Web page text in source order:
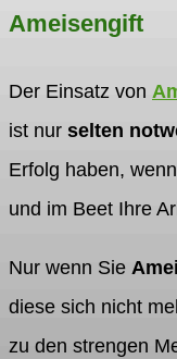
Ameisengift
Der Einsatz von
ist nur selten
Erfolg haben,
und im Beet Ihre
Nur wenn Sie
diese sich nicht
zu den strengen